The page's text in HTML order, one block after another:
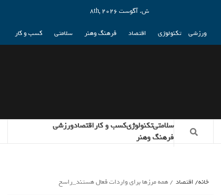
ش. آگوست 8th, 2026
ورزشی تکنولوژی اقتصاد فرهنگ وهنر سلامتی کسب و کار
سلامتیتکنولوژیکسب و کاراقتصادورزشی
فرهنگ وهنر
خانه اقتصاد همه مرزها برای واردات فعال هستند_راسخ